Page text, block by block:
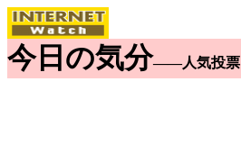
今日の気分――人気投票